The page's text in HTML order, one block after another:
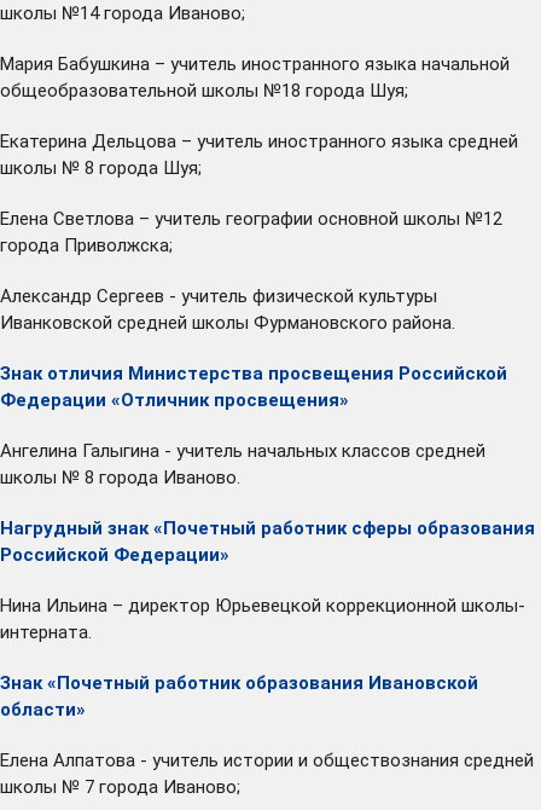
школы №14 города Иваново;
Мария Бабушкина – учитель иностранного языка начальной
общеобразовательной школы №18 города Шуя;
Екатерина Дельцова – учитель иностранного языка средней
школы № 8 города Шуя;
Елена Светлова – учитель географии основной школы №12
города Приволжска;
Александр Сергеев - учитель физической культуры
Иванковской средней школы Фурмановского района.
Знак отличия Министерства просвещения Российской
Федерации «Отличник просвещения»
Ангелина Галыгина - учитель начальных классов средней
школы № 8 города Иваново.
Нагрудный знак «Почетный работник сферы образования
Российской Федерации»
Нина Ильина – директор Юрьевецкой коррекционной школы-
интерната.
Знак «Почетный работник образования Ивановской
области»
Елена Алпатова - учитель истории и обществознания средней
школы № 7 города Иваново;